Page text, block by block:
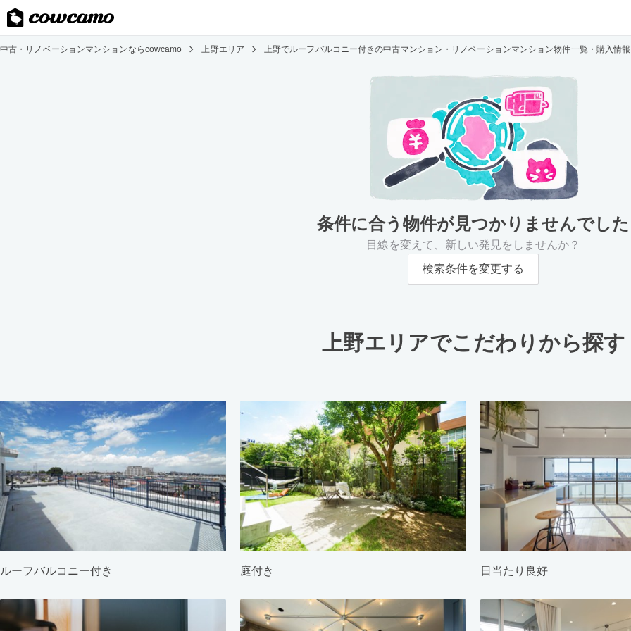
中古・リノベーションマンションならcowcamo 上野エリア 上野でルーフバルコニー付きの中古マンション・リノベーションマンション物件一覧・購入情報
条件に合う物件が見つかりませんでした
目線を変えて、新しい発見をしませんか？
検索条件を変更する
上野エリアでこだわりから探す
ルーフバルコニー付き 庭付き 日当たり良好